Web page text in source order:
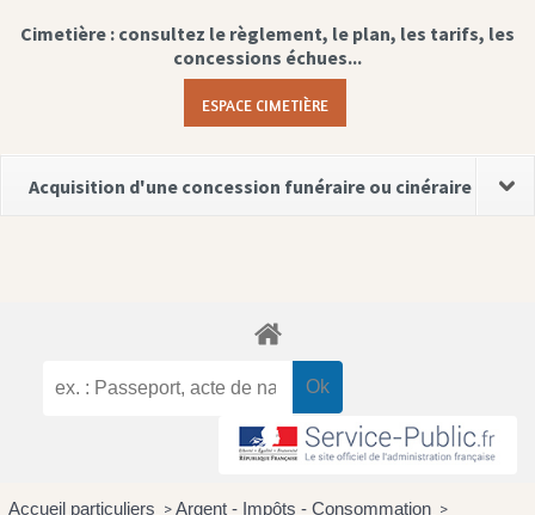
Cimetière : consultez le règlement, le plan, les tarifs, les
concessions échues...
ESPACE CIMETIÈRE
Acquisition d'une concession funéraire ou cinéraire
Accueil particuliers > Argent - Impôts - Consommation >